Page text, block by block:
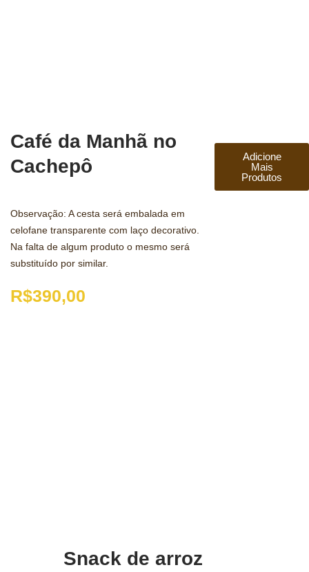
Café da Manhã no
Cachepô
Observação: A cesta será embalada em
celofane transparente com laço decorativo.
Na falta de algum produto o mesmo será
substituído por similar.
R$390,00
Snack de arroz
Adicione
Mais
Produtos